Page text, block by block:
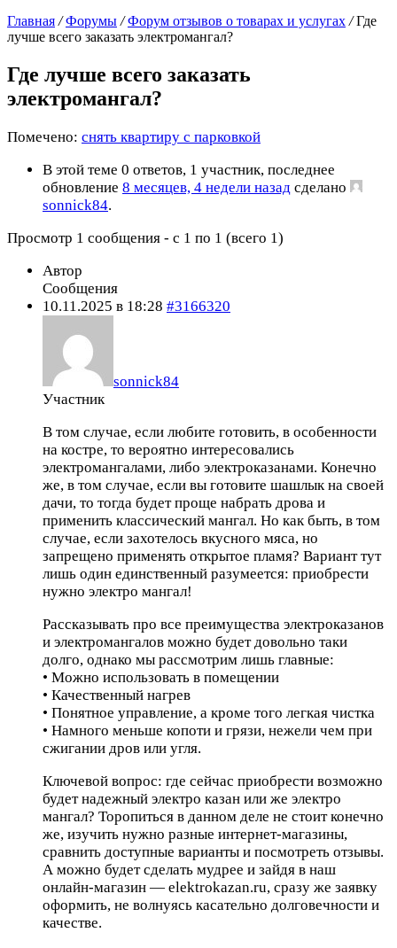
Главная / Форумы / Форум отзывов о товарах и услугах / Где
лучше всего заказать электромангал?
Где лучше всего заказать
электромангал?
Помечено: снять квартиру с парковкой
В этой теме 0 ответов, 1 участник, последнее
обновление 8 месяцев, 4 недели назад сделано
sonnick84.
Просмотр 1 сообщения - с 1 по 1 (всего 1)
Автор
Сообщения
10.11.2025 в 18:28 #3166320
sonnick84
Участник
В том случае, если любите готовить, в особенности
на костре, то вероятно интересовались
электромангалами, либо электроказанами. Конечно
же, в том случае, если вы готовите шашлык на своей
дачи, то тогда будет проще набрать дрова и
применить классический мангал. Но как быть, в том
случае, если захотелось вкусного мяса, но
запрещено применять открытое пламя? Вариант тут
лишь один единственный разумеется: приобрести
нужно электро мангал!
Рассказывать про все преимущества электроказанов
и электромангалов можно будет довольно таки
долго, однако мы рассмотрим лишь главные:
• Можно использовать в помещении
• Качественный нагрев
• Понятное управление, а кроме того легкая чистка
• Намного меньше копоти и грязи, нежели чем при
сжигании дров или угля.
Ключевой вопрос: где сейчас приобрести возможно
будет надежный электро казан или же электро
мангал? Торопиться в данном деле не стоит конечно
же, изучить нужно разные интернет-магазины,
сравнить доступные варианты и посмотреть отзывы.
А можно будет сделать мудрее и зайдя в наш
онлайн-магазин — elektrokazan.ru, сразу же заявку
оформить, не волнуясь касательно долговечности и
качестве.